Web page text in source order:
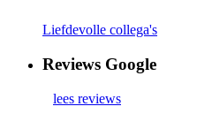
Liefdevolle collega's
Reviews Google
lees reviews